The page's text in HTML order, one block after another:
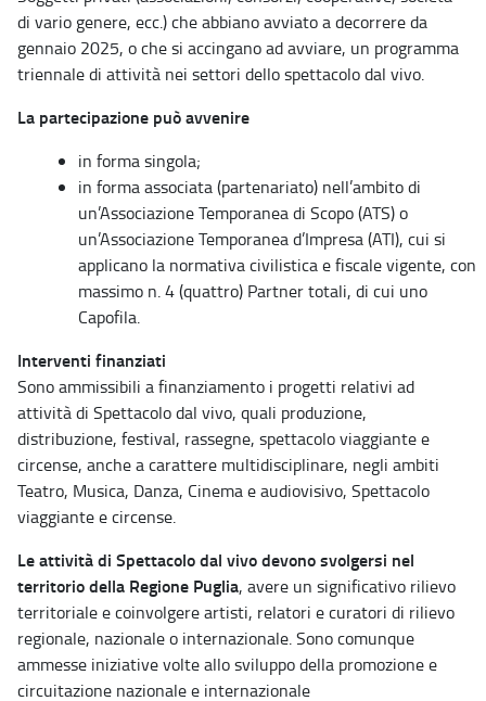
di vario genere, ecc.) che abbiano avviato a decorrere da
gennaio 2025, o che si accingano ad avviare, un programma
triennale di attività nei settori dello spettacolo dal vivo.
La partecipazione può avvenire
in forma singola;
in forma associata (partenariato) nell’ambito di
un’Associazione Temporanea di Scopo (ATS) o
un’Associazione Temporanea d’Impresa (ATI), cui si
applicano la normativa civilistica e fiscale vigente, con
massimo n. 4 (quattro) Partner totali, di cui uno
Capofila.
Interventi finanziati
Sono ammissibili a finanziamento i progetti relativi ad
attività di Spettacolo dal vivo, quali produzione,
distribuzione, festival, rassegne, spettacolo viaggiante e
circense, anche a carattere multidisciplinare, negli ambiti
Teatro, Musica, Danza, Cinema e audiovisivo, Spettacolo
viaggiante e circense.
Le attività di Spettacolo dal vivo devono svolgersi nel
territorio della Regione Puglia, avere un significativo rilievo
territoriale e coinvolgere artisti, relatori e curatori di rilievo
regionale, nazionale o internazionale. Sono comunque
ammesse iniziative volte allo sviluppo della promozione e
circuitazione nazionale e internazionale